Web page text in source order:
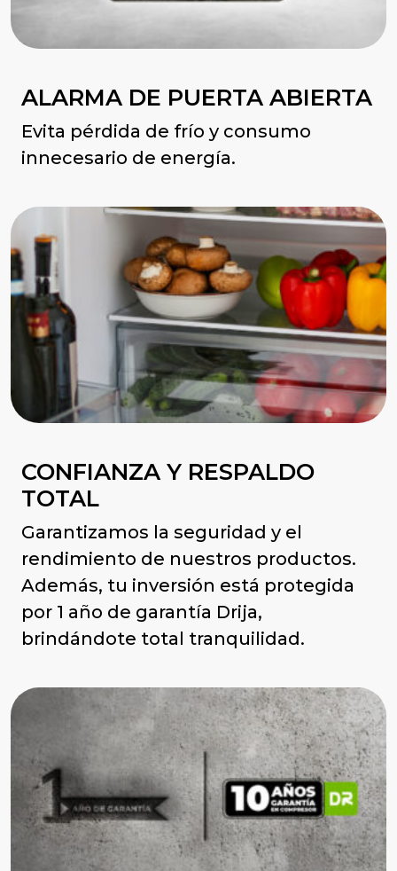
ALARMA DE PUERTA ABIERTA
Evita pérdida de frío y consumo
innecesario de energía.
CONFIANZA Y RESPALDO
TOTAL
Garantizamos la seguridad y el
rendimiento de nuestros productos.
Además, tu inversión está protegida
por 1 año de garantía Drija,
brindándote total tranquilidad.